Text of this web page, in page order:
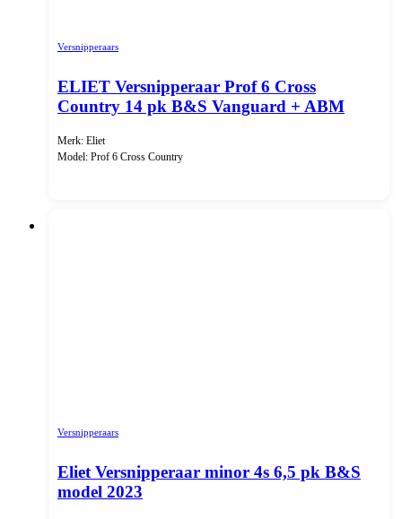
Versnipperaars
ELIET Versnipperaar Prof 6 Cross
Country 14 pk B&S Vanguard + ABM
Merk: Eliet
Model: Prof 6 Cross Country
Versnipperaars
Eliet Versnipperaar minor 4s 6,5 pk B&S
model 2023